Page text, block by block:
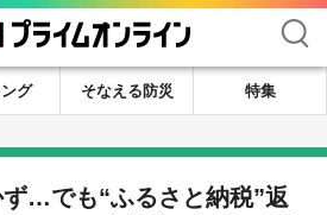
検索
グ そなえる防災
特集
…でも“ふるさと納税”返